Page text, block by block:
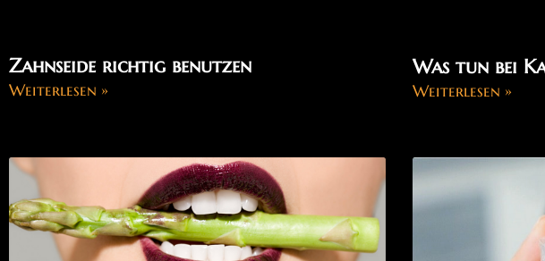
Zahnseide richtig benutzen
Weiterlesen »
Was tun bei
Weiterlesen »